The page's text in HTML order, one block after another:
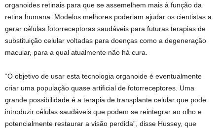
organoides retinais para que se assemelhem mais à função da
retina humana. Modelos melhores poderiam ajudar os cientistas a
gerar células fotorreceptoras saudáveis ​​para futuras terapias de
substituição celular voltadas para doenças como a degeneração
macular, para a qual atualmente não há cura.
“O objetivo de usar esta tecnologia organoide é eventualmente
criar uma população quase artificial de fotorreceptores. Uma
grande possibilidade é a terapia de transplante celular que pode
introduzir células saudáveis ​​que podem se reintegrar ao olho e
potencialmente restaurar a visão perdida”, disse Hussey, que